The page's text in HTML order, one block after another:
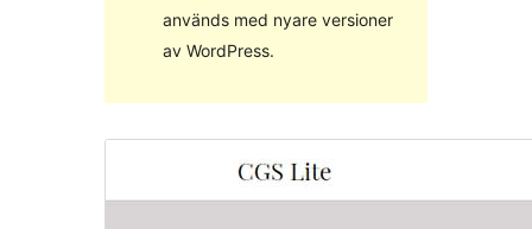
används med nyare versioner
av WordPress.